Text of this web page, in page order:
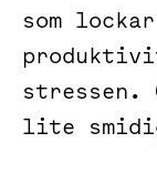
som
stressen.
lite